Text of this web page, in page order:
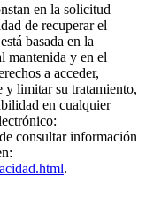
en la solicitud
de recuperar el
basada en la
mantenida y en el
a acceder,
y limitar su tratamiento,
en cualquier
consultar información
.